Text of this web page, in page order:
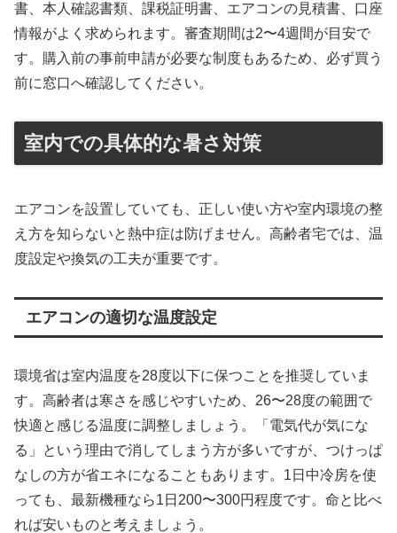
書、本人確認書類、課税証明書、エアコンの見積書、口座
情報がよく求められます。審査期間は2〜4週間が目安で
す。購入前の事前申請が必要な制度もあるため、必ず買う
前に窓口へ確認してください。
室内での具体的な暑さ対策
エアコンを設置していても、正しい使い方や室内環境の整
え方を知らないと熱中症は防げません。高齢者宅では、温
度設定や換気の工夫が重要です。
エアコンの適切な温度設定
環境省は室内温度を28度以下に保つことを推奨していま
す。高齢者は寒さを感じやすいため、26〜28度の範囲で
快適と感じる温度に調整しましょう。「電気代が気にな
る」という理由で消してしまう方が多いですが、つけっぱ
なしの方が省エネになることもあります。1日中冷房を使
っても、最新機種なら1日200〜300円程度です。命と比べ
れば安いものと考えましょう。